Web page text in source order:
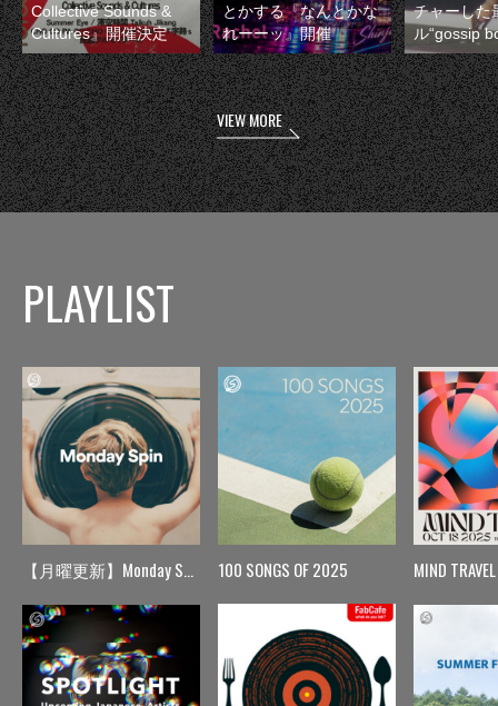
Collective Sounds &
Cultures』開催決定
とかする『なんとかな
れーーッ』開催
チャーした
ル“gossip
VIEW MORE
PLAYLIST
【月曜更新】Monday Spin 100 SONGS OF 2025 MIND TRAVEL